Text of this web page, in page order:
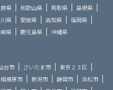
県 和歌山県 鳥取県
島根県
県 愛媛県 高知県
福岡県
県 鹿児島県 沖縄県
台市 さいたま市
東京２３区
相模原市 新潟市 静岡市
浜松市